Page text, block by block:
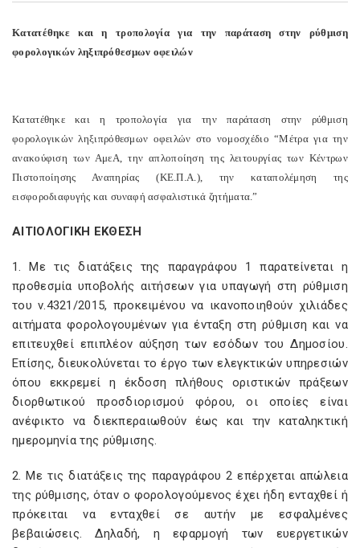
Κατατέθηκε και η τροπολογία για την παράταση στην ρύθμιση
φορολογικών ληξιπρόθεσμων οφειλών
Κατατέθηκε και η τροπολογία για την παράταση στην ρύθμιση
φορολογικών ληξιπρόθεσμων οφειλών στο νομοσχέδιο “Μέτρα για την
ανακούφιση των ΑμεΑ, την απλοποίηση της λειτουργίας των Κέντρων
Πιστοποίησης Αναπηρίας (ΚΕ.Π.Α.), την καταπολέμηση της
εισφοροδιαφυγής και συναφή ασφαλιστικά ζητήματα.”
ΑΙΤΙΟΛΟΓΙΚΗ ΕΚΘΕΣΗ
1. Με τις διατάξεις της παραγράφου 1 παρατείνεται η
προθεσμία υποβολής αιτήσεων για υπαγωγή στη ρύθμιση
του ν.4321/2015, προκειμένου να ικανοποιηθούν χιλιάδες
αιτήματα φορολογουμένων για ένταξη στη ρύθμιση και να
επιτευχθεί επιπλέον αύξηση των εσόδων του Δημοσίου.
Επίσης, διευκολύνεται το έργο των ελεγκτικών υπηρεσιών
όπου εκκρεμεί η έκδοση πλήθους οριστικών πράξεων
διορθωτικού προσδιορισμού φόρου, οι οποίες είναι
ανέφικτο να διεκπεραιωθούν έως και την καταληκτική
ημερομηνία της ρύθμισης.
2. Με τις διατάξεις της παραγράφου 2 επέρχεται απώλεια
της ρύθμισης, όταν ο φορολογούμενος έχει ήδη ενταχθεί ή
πρόκειται να ενταχθεί σε αυτήν με εσφαλμένες
βεβαιώσεις. Δηλαδή, η εφαρμογή των ευεργετικών